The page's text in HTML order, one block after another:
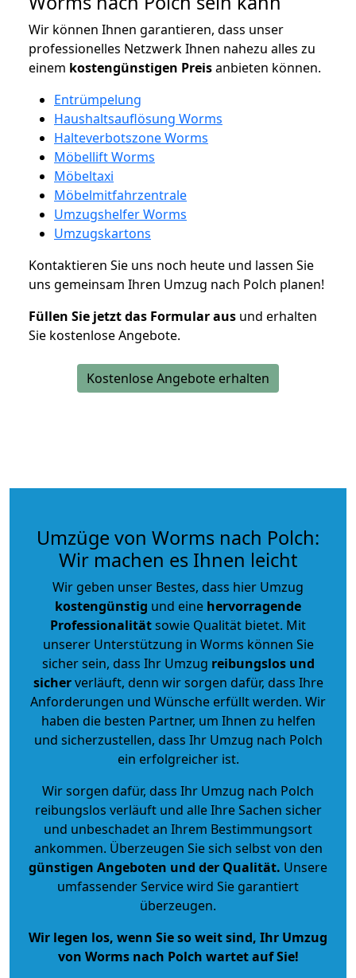
Wir können Ihnen garantieren, dass unser
professionelles Netzwerk Ihnen nahezu alles zu
einem kostengünstigen Preisanbieten können.
Entrümpelung
Haushaltsauflösung Worms
Halteverbotszone Worms
Möbellift Worms
Möbeltaxi
Möbelmitfahrzentrale
Umzugshelfer Worms
Umzugskartons
Kontaktieren Sie uns noch heute und lassen Sie
uns gemeinsam Ihren Umzug nach Polch planen!
Füllen Sie jetzt das Formular aus und erhalten
Sie kostenlose Angebote.
Kostenlose Angebote erhalten
Umzüge von Worms nach Polch:
Wir machen es Ihnen leicht
Wir geben unser Bestes, dass hier Umzug
kostengünstig und eine hervorragende
Professionalitätsowie Qualität bietet. Mit
unserer Unterstützung in Worms können Sie
sicher sein, dass Ihr Umzug reibungslos und
sicherverläuft, denn wir sorgen dafür, dass Ihre
Anforderungen und Wünsche erfüllt werden. Wir
haben die besten Partner, um Ihnen zu helfen
und sicherzustellen, dass Ihr Umzug nach Polch
ein erfolgreicher ist.
Wir sorgen dafür, dass Ihr Umzug nach Polch
reibungslos verläuft und alle Ihre Sachen sicher
und unbeschadet an Ihrem Bestimmungsort
ankommen. Überzeugen Sie sich selbst von den
günstigen Angeboten und der Qualität. Unsere
umfassender Service wird Sie garantiert
überzeugen.
Wir legen los, wenn Sie so weit sind, Ihr Umzug
von Worms nach Polch wartet auf Sie!